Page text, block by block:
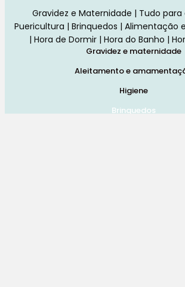
Gravidez e Maternidade | Tudo para
Puericultura | Brinquedos | Alimentação
| Hora de Dormir | Hora do Banho |
Gravidez e maternidade
Aleitamento e
Higiene
Brinquedos